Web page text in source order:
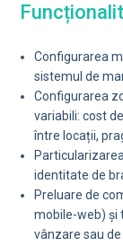
Configurarea
sistemul de
Configurarea
variabili: cost
între locații,
identitate de
Preluare de
mobile-web) și
vânzare sau